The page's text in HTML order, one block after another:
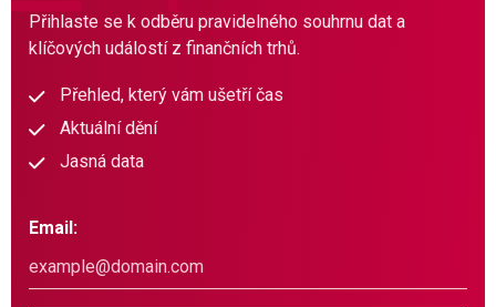
Přihlaste se k odběru pravidelného souhrnu dat a
klíčových událostí z finančních trhů.
Přehled, který vám ušetří čas
Aktuální dění
Jasná data
Email: